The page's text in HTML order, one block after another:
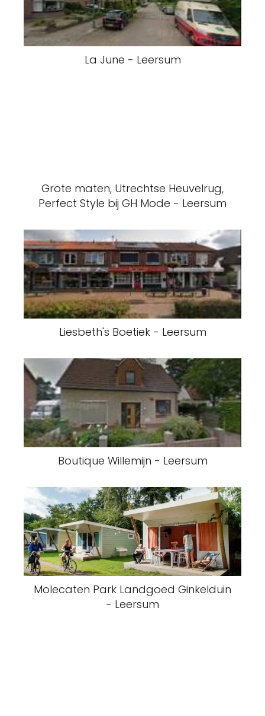
La June - Leersum
Grote maten, Utrechtse Heuvelrug,
Perfect Style bij GH Mode - Leersum
Liesbeth's Boetiek - Leersum
Boutique Willemijn - Leersum
Molecaten Park Landgoed Ginkelduin
- Leersum